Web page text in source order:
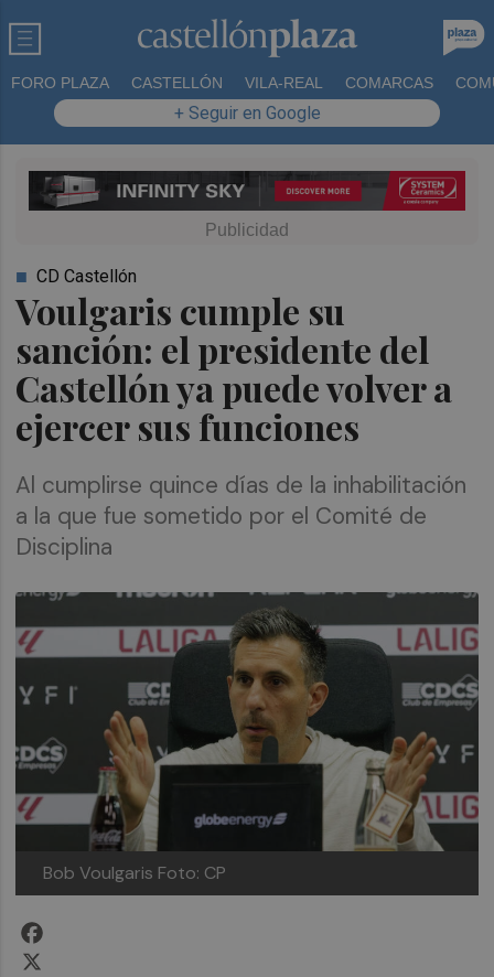
FORO PLAZA CASTELLÓN VILA-REAL COMARCAS
+ Seguir en Google
Voulgaris cumple su
sanción: el presidente del
Castellón ya puede volver a
ejercer sus funciones
CD Castellón
Al cumplirse quince días de la inhabilitación
a la que fue sometido por el Comité de
Disciplina
Bob Voulgaris Foto: CP